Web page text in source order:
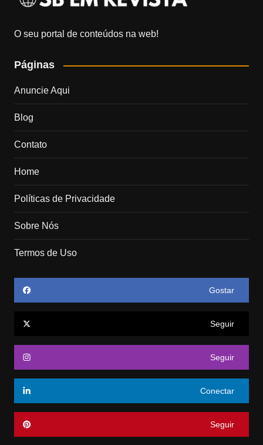
O seu portal de conteúdos na web!
Páginas
Anuncie Aqui
Blog
Contato
Home
Políticas de Privacidade
Sobre Nós
Termos de Uso
Gostar
Seguir
Seguir
Conectar
Seguir